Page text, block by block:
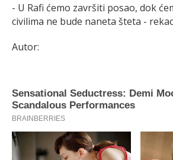
- U Rafi ćemo završiti posao, dok
civilima ne bude naneta šteta -
Autor: